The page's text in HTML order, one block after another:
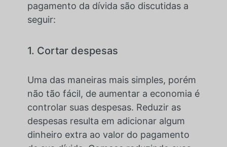
pagamento da dívida são discutidas a
seguir:
1. Cortar despesas
Uma das maneiras mais simples, porém
não tão fácil, de aumentar a economia é
controlar suas despesas. Reduzir as
despesas resulta em adicionar algum
dinheiro extra ao valor do pagamento